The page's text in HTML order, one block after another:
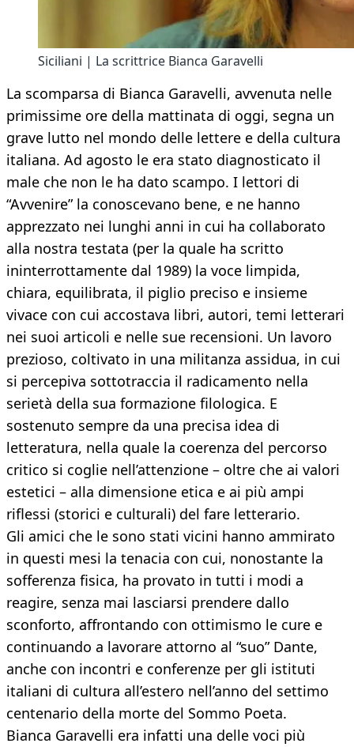
Siciliani | La scrittrice Bianca Garavelli
La scomparsa di Bianca Garavelli, avvenuta nelle
primissime ore della mattinata di oggi, segna un
grave lutto nel mondo delle lettere e della cultura
italiana. Ad agosto le era stato diagnosticato il
male che non le ha dato scampo. I lettori di
“Avvenire” la conoscevano bene, e ne hanno
apprezzato nei lunghi anni in cui ha collaborato
alla nostra testata (per la quale ha scritto
ininterrottamente dal 1989) la voce limpida,
chiara, equilibrata, il piglio preciso e insieme
vivace con cui accostava libri, autori, temi letterari
nei suoi articoli e nelle sue recensioni. Un lavoro
prezioso, coltivato in una militanza assidua, in cui
si percepiva sottotraccia il radicamento nella
serietà della sua formazione filologica. E
sostenuto sempre da una precisa idea di
letteratura, nella quale la coerenza del percorso
critico si coglie nell’attenzione – oltre che ai valori
estetici – alla dimensione etica e ai più ampi
riflessi (storici e culturali) del fare letterario.
Gli amici che le sono stati vicini hanno ammirato
in questi mesi la tenacia con cui, nonostante la
sofferenza fisica, ha provato in tutti i modi a
reagire, senza mai lasciarsi prendere dallo
sconforto, affrontando con ottimismo le cure e
continuando a lavorare attorno al “suo” Dante,
anche con incontri e conferenze per gli istituti
italiani di cultura all’estero nell’anno del settimo
centenario della morte del Sommo Poeta.
Bianca Garavelli era infatti una delle voci più